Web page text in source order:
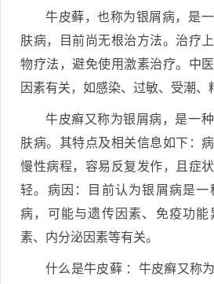
牛皮藓，也称为银屑病，是
肤病，目前尚无根治方法。治疗
物疗法，避免使用激素治疗。中
因素有关，如感染、过敏、受潮、
牛皮癣又称为银屑病，是一
肤病。其特点及相关信息如下：
慢性病程，容易反复发作，且症
轻。病因：目前认为银屑病是
病，可能与遗传因素、免疫功能
素、内分泌因素等有关。
什么是牛皮藓 ：牛皮癣又称